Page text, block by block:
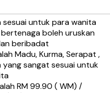
sesuai untuk para wanita
boleh uruskan
beribadat
Madu, Kurma, Serapat ,
yang sangat sesuai untuk
RM 99.90 ( WM) /